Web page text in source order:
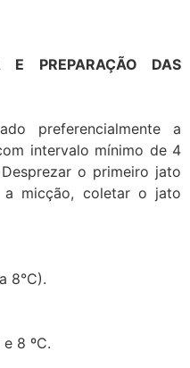
E PREPARAÇÃO DAS
preferencialmente a
intervalo mínimo de 4
o primeiro jato
micção, coletar o jato
8°C).
8 ºC.